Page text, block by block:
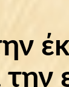
την